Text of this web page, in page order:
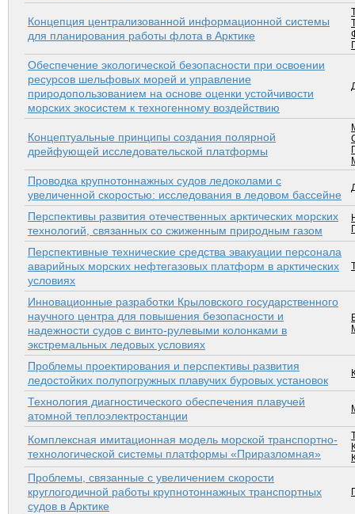
Концепция централизованной информационной системы
для планирования работы флота в Арктике
Обеспечение экологической безопасности при освоении
ресурсов шельфовых морей и управление
природопользованием на основе оценки устойчивости
морских экосистем к техногенному воздействию
Концептуальные принципы создания полярной
дрейфующей исследовательской платформы
Проводка крупнотоннажных судов ледоколами с
увеличенной скоростью: исследования в ледовом бассейне
Перспективы развития отечественных арктических морских
технологий, связанных со сжиженным природным газом
Перспективные технические средства эвакуации персонала
аварийных морских нефтегазовых платформ в арктических
условиях
Инновационные разработки Крыловского государственного
научного центра для повышения безопасности и
надежности судов с винто-рулевыми колонками в
экстремальных ледовых условиях
Проблемы проектирования и перспективы развития
ледостойких полупогружных плавучих буровых установок
Технология диагностического обеспечения плавучей
атомной теплоэлектростанции
Комплексная имитационная модель морской транспортно-
технологической системы платформы «Приразломная»
Проблемы, связанные с увеличением скорости
круглогодичной работы крупнотоннажных транспортных
судов в Арктике